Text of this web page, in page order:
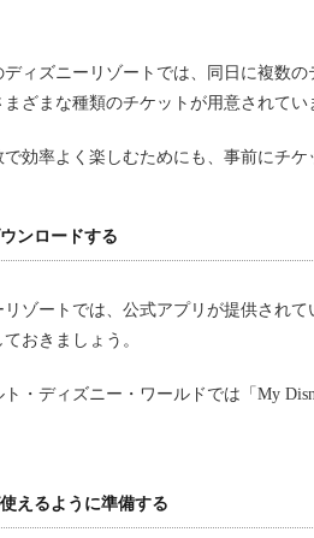
ディズニーリゾートでは、同日に複数
ざまな種類のチケットが用意されてい
効率よく楽しむためにも、事前にチ
ンロードする
ゾートでは、公式アプリが提供され
おきましょう。
・ディズニー・ワールドでは「My
えるように準備する